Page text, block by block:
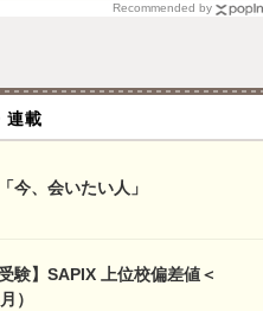
Recommended by
連載
今、会いたい人」
験】SAPIX 上位校偏差値＜
）